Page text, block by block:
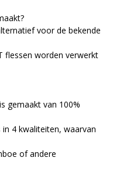
voor de bekende
flessen worden verwerkt
gemaakt van 100%
4 kwaliteiten, waarvan
of andere